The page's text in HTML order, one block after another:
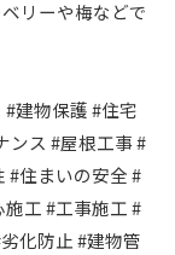
リーや梅などで
建物保護 #住宅
ンス #屋根工事 #
#住まいの安全 #
工 #工事施工 #
化防止 #建物管